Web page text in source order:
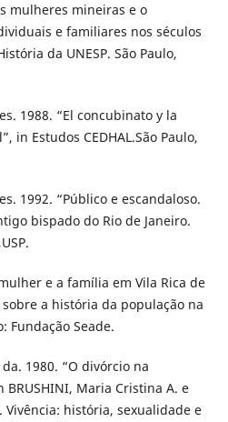
mulheres mineiras e o
e familiares nos séculos
da UNESP. São Paulo,
1988. “El concubinato y la
in Estudos CEDHAL.São Paulo,
1992. “Público e escandaloso.
bispado do Rio de Janeiro.
e a família em Vila Rica de
a história da população na
Fundação Seade.
1980. “O divórcio na
BRUSHINI, Maria Cristina A. e
Vivência: história, sexualidade e